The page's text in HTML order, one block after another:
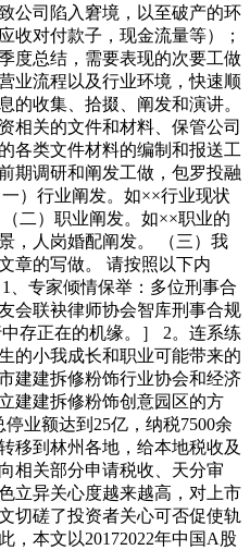
公司陷入窘境，以至破产的环
收对付款子，现金流量等）；
度总结，需要表现的次要工做
业流程以及行业环境，快速顺
的收集、拾掇、阐发和演讲。
相关的文件和材料、保管公司
各类文件材料的编制和报送工
期调研和阐发工做，包罗投融
）行业阐发。如××行业现状
二）职业阐发。如××职业的
，人岗婚配阐发。 （三）我
章的写做。 请按照以下内
、专家倾情保举：多位刑事合
会联袂律师协会智库刑事合规
存正在的机缘。］ 2。连系练
的小我成长和职业可能带来的
建建拆修粉饰行业协会和经济
建建拆修粉饰创意园区的方
业额达到25亿，纳税7500余
移到林州各地，给本地税收及
相关部分申请税收、天分审
立异关心度越来越高，对上市
切磋了投资者关心可否促使轨
，本文以20172022年中国A股